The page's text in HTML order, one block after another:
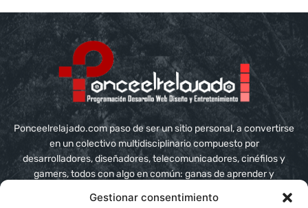
Gestionar consentimiento
Ponceelrelajado.com paso de ser un sitio personal, a convertirse
en un colectivo multidisciplinario compuesto por
desarrolladores, diseñadores, telecomunicadores, cinéfilos y
gamers, todos con algo en común: ganas de aprender y